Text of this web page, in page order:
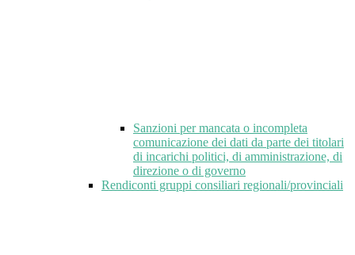
Sanzioni per mancata o incompleta
comunicazione dei dati da parte dei titolari
di incarichi politici, di amministrazione, di
direzione o di governo
Rendiconti gruppi consiliari regionali/provinciali